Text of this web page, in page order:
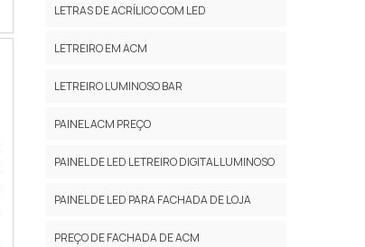
LETRAS DE ACRÍLICO COM LED
LETREIRO EM ACM
LETREIRO LUMINOSO BAR
PAINEL ACM PREÇO
PAINEL DE LED LETREIRO DIGITAL LUMINOSO
PAINEL DE LED PARA FACHADA DE LOJA
PREÇO DE FACHADA DE ACM